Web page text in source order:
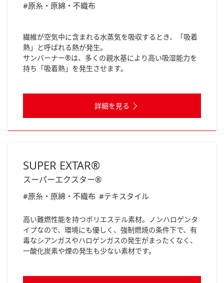
#原糸・原綿・不織布
繊維が空気中に含まれる水蒸気を吸収するとき、「吸着
熱」と呼ばれる熱が発生。
サンバーナー®は、多くの親水基により高い吸湿能力を
持ち「吸着熱」を発生させます。
詳細を見る
SUPER EXTAR®
スーパーエクスター®
#原糸・原綿・不織布 #テキスタイル
高い難燃性能を持つポリエステル素材。ノンハロゲンタ
イプなので、環境にも優しく、強制燃焼の条件下で、有
毒なシアンガスやハロゲンガスの発生がまったくなく、
一酸化炭素や煙の発生も少ない素材です。